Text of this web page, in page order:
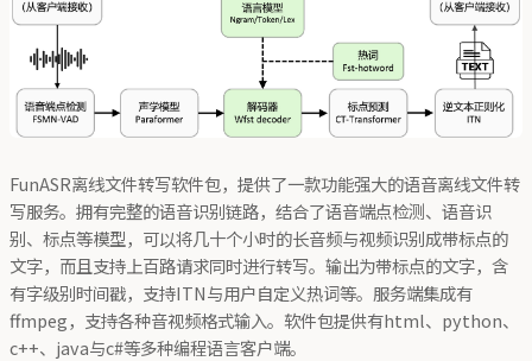
FunASR离线文件转写软件包，提供了一款功能强大的语音离线文件转
写服务。拥有完整的语音识别链路，结合了语音端点检测、语音识
别、标点等模型，可以将几十个小时的长音频与视频识别成带标点的
文字，而且支持上百路请求同时进行转写。输出为带标点的文字，含
有字级别时间戳，支持ITN与用户自定义热词等。服务端集成有
ffmpeg，支持各种音视频格式输入。软件包提供有html、python、
c++、java与c#等多种编程语言客户端。